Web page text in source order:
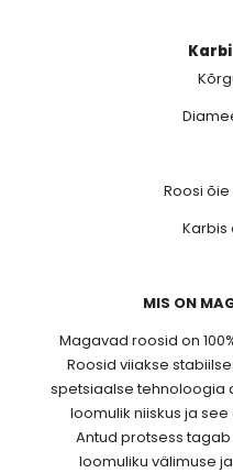
Roosi
Karbis
MIS ON
Magavad roosid on
Roosid viiakse
spetsiaalse tehnoloogia
loomulik niiskus ja
Antud protsess
loomuliku välimuse